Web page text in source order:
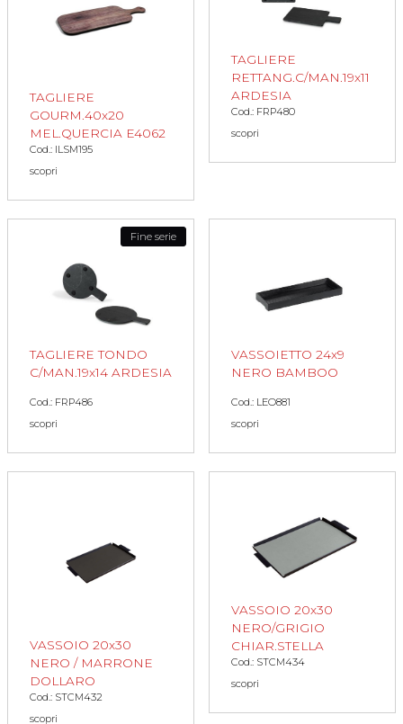
TAGLIERE
GOURM.40x20
MEL.QUERCIA E4062
Cod.: ILSM195
scopri
TAGLIERE
RETTANG.C/MAN.19x11
ARDESIA
Cod.: FRP480
scopri
Fine serie
TAGLIERE TONDO
C/MAN.19x14 ARDESIA
Cod.: FRP486
scopri
VASSOIETTO 24x9
NERO BAMBOO
Cod.: LEO881
scopri
VASSOIO 20x30
NERO / MARRONE
DOLLARO
Cod.: STCM432
scopri
VASSOIO 20x30
NERO/GRIGIO
CHIAR.STELLA
Cod.: STCM434
scopri